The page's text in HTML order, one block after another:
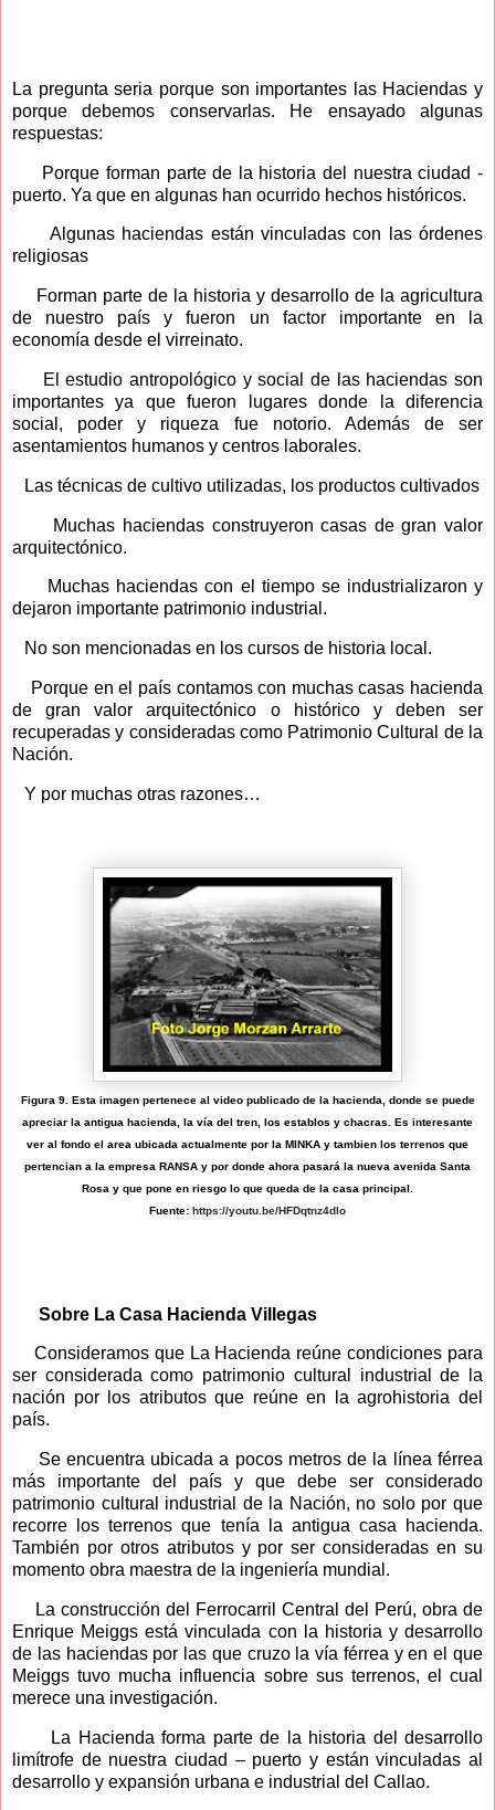
La pregunta seria porque son importantes las Haciendas y
porque debemos conservarlas. He ensayado algunas
respuestas:
Porque forman parte de la historia del nuestra ciudad -
puerto. Ya que en algunas han ocurrido hechos históricos.
Algunas haciendas están vinculadas con las órdenes
religiosas
Forman parte de la historia y desarrollo de la agricultura
de nuestro país y fueron un factor importante en la
economía desde el virreinato.
El estudio antropológico y social de las haciendas son
importantes ya que fueron lugares donde la diferencia
social, poder y riqueza fue notorio. Además de ser
asentamientos humanos y centros laborales.
Las técnicas de cultivo utilizadas, los productos cultivados
Muchas haciendas construyeron casas de gran valor
arquitectónico.
Muchas haciendas con el tiempo se industrializaron y
dejaron importante patrimonio industrial.
No son mencionadas en los cursos de historia local.
Porque en el país contamos con muchas casas hacienda
de gran valor arquitectónico o histórico y deben ser
recuperadas y consideradas como Patrimonio Cultural de la
Nación.
Y por muchas otras razones…
Figura 9. Esta imagen pertenece al video publicado de la hacienda, donde se puede
apreciar la antigua hacienda, la vía del tren, los establos y chacras. Es interesante
ver al fondo el area ubicada actualmente por la MINKA y tambien los terrenos que
pertencian a la empresa RANSA y por donde ahora pasará la nueva avenida Santa
Rosa y que pone en riesgo lo que queda de la casa principal.
Fuente: https://youtu.be/HFDqtnz4dlo
Sobre La Casa Hacienda Villegas
Consideramos que La Hacienda reúne condiciones para
ser considerada como patrimonio cultural industrial de la
nación por los atributos que reúne en la agrohistoria del
país.
Se encuentra ubicada a pocos metros de la línea férrea
más importante del país y que debe ser considerado
patrimonio cultural industrial de la Nación, no solo por que
recorre los terrenos que tenía la antigua casa hacienda.
También por otros atributos y por ser consideradas en su
momento obra maestra de la ingeniería mundial.
La construcción del Ferrocarril Central del Perú, obra de
Enrique Meiggs está vinculada con la historia y desarrollo
de las haciendas por las que cruzo la vía férrea y en el que
Meiggs tuvo mucha influencia sobre sus terrenos, el cual
merece una investigación.
La Hacienda forma parte de la historia del desarrollo
limítrofe de nuestra ciudad – puerto y están vinculadas al
desarrollo y expansión urbana e industrial del Callao.